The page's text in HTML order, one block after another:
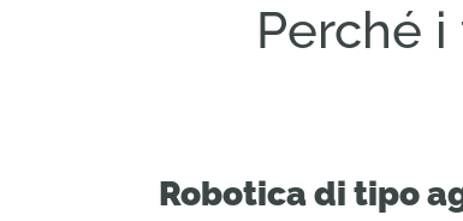
Perché
Robotica di tipo